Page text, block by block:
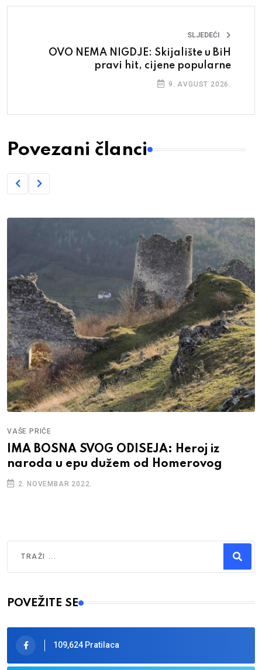
SLJEDEĆI
OVO NEMA NIGDJE: Skijalište u BiH
pravi hit, cijene popularne
9. AVGUST 2026.
Povezani članci
VAŠE PRIČE
IMA BOSNA SVOG ODISEJA: Heroj iz
naroda u epu dužem od Homerovog
2. NOVEMBAR 2022.
Type 2 or more characters for results.
POVEŽITE SE
109,624 Pratilaca